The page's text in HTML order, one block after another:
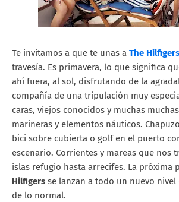
Te invitamos a que te unas a The Hilfigers
travesía. Es primavera, lo que significa
ahí fuera, al sol, disfrutando de la
compañía de una tripulación muy
caras, viejos conocidos y muchas
marineras y elementos náuticos.
bici sobre cubierta o golf en el puerto
escenario. Corrientes y mareas que nos
islas refugio hasta arrecifes. La próxima
Hilfigers se lanzan a todo un nuevo nivel
de lo normal.